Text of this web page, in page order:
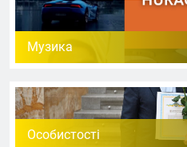
Музика
Особистості